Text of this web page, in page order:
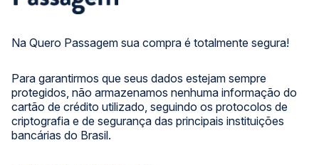
Na Quero Passagem sua compra é totalmente segura!
Para garantirmos que seus dados estejam sempre
protegidos, não armazenamos nenhuma informação do
cartão de crédito utilizado, seguindo os protocolos de
criptografia e de segurança das principais instituições
bancárias do Brasil.